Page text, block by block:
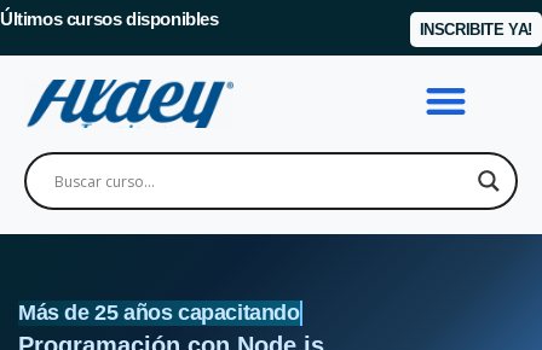
Últimos cursos disponibles
INSCRIBITE YA!
Más de 25 años capacitando